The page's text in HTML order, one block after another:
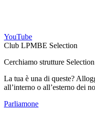
YouTube
Club LPMBE Selection
Cerchiamo strutture
La tua è una di queste?
all’interno o all’esterno dei
Parliamone